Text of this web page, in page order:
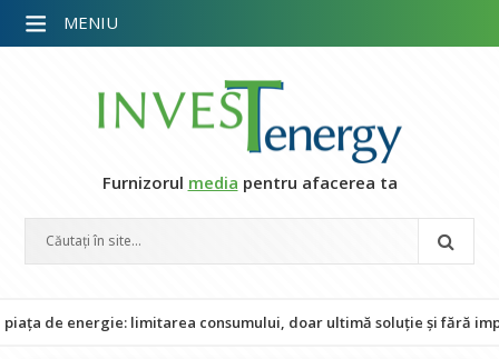
Furnizorul media pentru afacerea ta
limitarea consumului, doar ultimă soluție și fără impact
MENIU